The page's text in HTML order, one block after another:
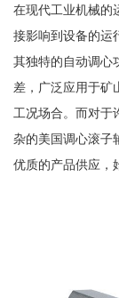
在现代工业机械的
接影响到设备的运
其独特的自动调心
差，广泛应用于矿
工况场合。而对于
杂的美国调心滚子
优质的产品供应，